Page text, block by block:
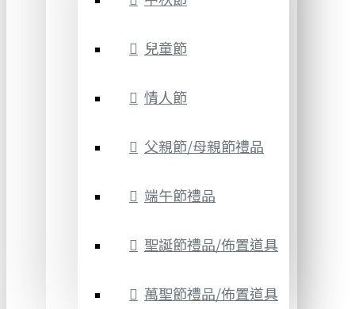
兒童節
情人節
父親節/母親節禮品
端午節禮品
聖誕節禮品/佈置道具
萬聖節禮品/佈置道具